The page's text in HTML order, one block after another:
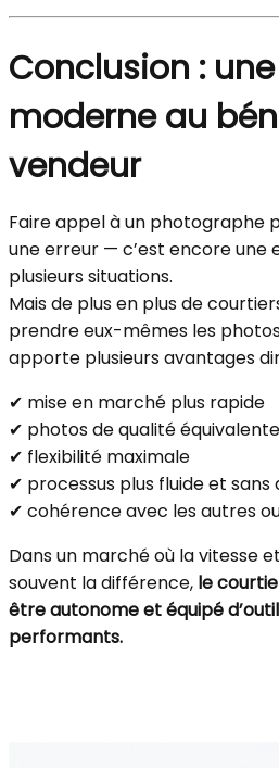
Conclusion :
moderne au
vendeur
Faire appel à un photographe
une erreur — c’est encore une
plusieurs situations.
Mais de plus en plus de
prendre eux-mêmes les
apporte plusieurs avantages
✔ mise en marché plus rapide
✔ photos de qualité équivalente
✔ flexibilité maximale
✔ processus plus fluide et sans
✔ cohérence avec les autres
Dans un marché où la vitesse
souvent la différence, le
être autonome et équipé
performants.